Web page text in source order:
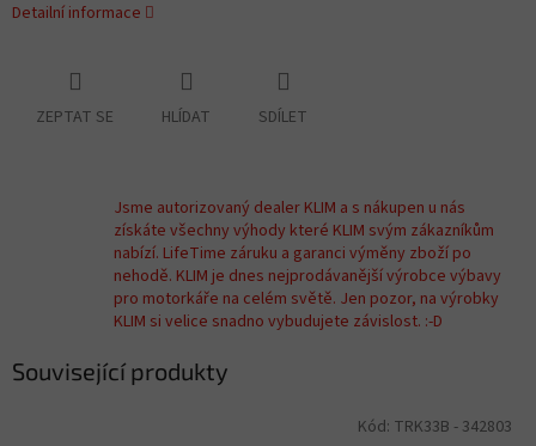
Detailní informace
ZEPTAT SE HLÍDAT SDÍLET
Jsme autorizovaný dealer KLIM a s nákupen u nás
získáte všechny výhody které KLIM svým zákazníkům
nabízí. LifeTime záruku a garanci výměny zboží po
nehodě. KLIM je dnes nejprodávanější výrobce výbavy
pro motorkáře na celém světě. Jen pozor, na výrobky
KLIM si velice snadno vybudujete závislost. :-D
Související produkty
Kód: TRK33B - 342803